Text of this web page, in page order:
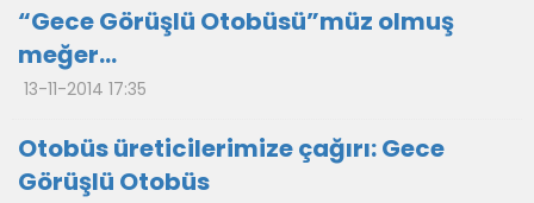
“Gece Görüşlü Otobüsü”müz olmuş
meğer…
13-11-2014 17:35
Otobüs üreticilerimize çağırı: Gece
Görüşlü Otobüs